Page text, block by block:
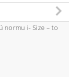
normu i- Size – to